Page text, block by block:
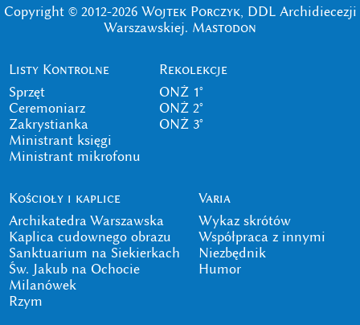
Copyright © 2012-2026 Wojtek Porczyk, DDL Archidiecezji
Warszawskiej. Mastodon
Listy Kontrolne
Sprzęt
Ceremoniarz
Zakrystianka
Ministrant księgi
Ministrant mikrofonu
Rekolekcje
ONŻ 1°
ONŻ 2°
ONŻ 3°
Kościoły i kaplice
Archikatedra Warszawska
Kaplica cudownego obrazu
Sanktuarium na Siekierkach
Św. Jakub na Ochocie
Milanówek
Rzym
Varia
Wykaz skrótów
Współpraca z innymi
Niezbędnik
Humor